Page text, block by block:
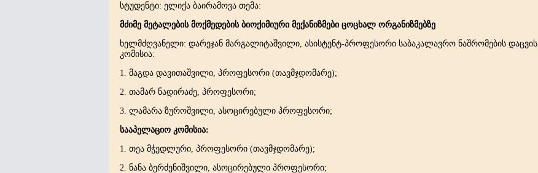
სტუდენტი: ელიქა ბაირამოვა თემა:
მძიმე მეტალების მოქმედების ბიოქიმიური მექანიზმები ცოცხალ ორგანიზმებზე
ხელმძღვანელი: დარეჯან მარგალიტაშვილი, ასისტენტ-პროფესორი საბაკალავრო ნაშრომების დაცვის
კომისია:
1. მაგდა დავითაშვილი, პროფესორი (თავმჯდომარე);
2. თამარ ნადირაძე, პროფესორი;
3. ლამარა ზუროშვილი, ასოცირებული პროფესორი;
სააპელაციო კომისია:
1. თეა მჭედლური, პროფესორი (თავმჯდომარე);
2. ნანა ბერძენიშვილი, ასოცირებული პროფესორი;